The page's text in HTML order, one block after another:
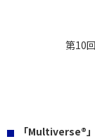
第10
「Multiverse®